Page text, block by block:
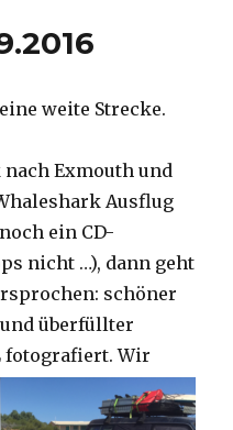
weite Strecke.
Exmouth und
Ausflug
ein CD-
nicht …), dann geht
schöner
überfüllter
fotografiert. Wir